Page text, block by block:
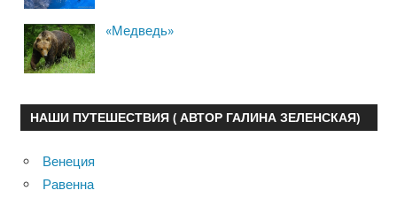
«Медведь»
НАШИ ПУТЕШЕСТВИЯ ( АВТОР ГАЛИНА ЗЕЛЕНСКАЯ)
Венеция
Равенна